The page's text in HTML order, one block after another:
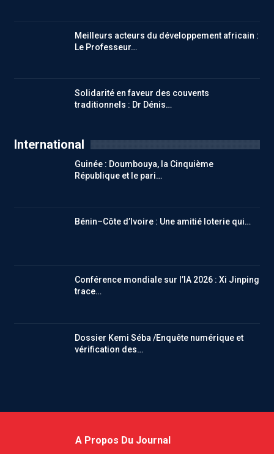
Meilleurs acteurs du développement africain :
Le Professeur…
Solidarité en faveur des couvents
traditionnels : Dr Dénis…
International
Guinée : Doumbouya, la Cinquième
République et le pari…
Bénin–Côte d’Ivoire : Une amitié loterie qui…
Conférence mondiale sur l’IA 2026 : Xi Jinping
trace…
Dossier Kemi Séba /Enquête numérique et
vérification des…
A Propos Du Journal